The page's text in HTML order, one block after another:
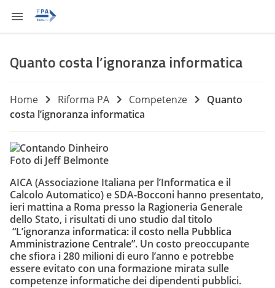
Quanto costa l’ignoranza informatica
Home Riforma PA Competenze
Quanto
costa l’ignoranza informatica
Foto di Jeff Belmonte
AICA(Associazione Italiana per l’Informatica e il
Calcolo Automatico) eSDA-Bocconi hanno presentato,
ieri mattina a Roma presso la Ragioneria Generale
dello Stato, i risultati di uno studio dal titolo
“L’ignoranza informatica: il costo nella Pubblica
Amministrazione Centrale”. Un costo preoccupante
che sfiora i 280 milioni di euro l’anno e potrebbe
essere evitato con una formazione mirata sulle
competenze informatiche dei dipendenti pubblici.